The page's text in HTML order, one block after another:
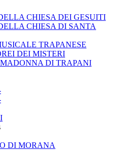
CHIESA DEI GESUITI
CHIESA DI SANTA
TRAPANESE
DEI MISTERI
DI TRAPANI
DI MORANA